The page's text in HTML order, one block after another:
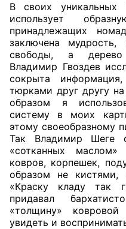
В своих уникальных
использует
принадлежащих
заключена мудрость,
свободы, а дерево
Владимир Гвоздев
сокрыта
тюрками друг другу
образом я
систему в моих
этому своеобразному
Так Владимир Шеге
«сотканных маслом»
ковров, корпешек,
образом не
«Краску кладу так
придавал
«толщину»
увидеть и